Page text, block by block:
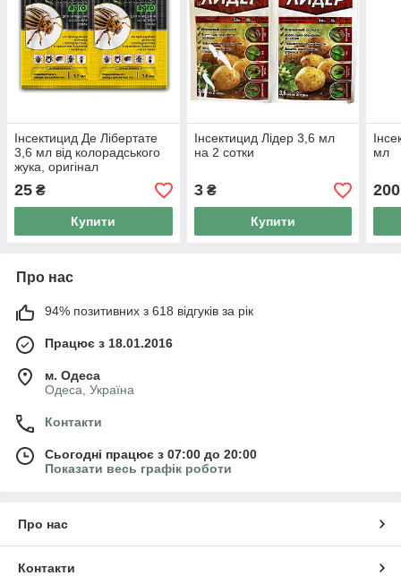
Інсектицид Де Лібертате
3,6 мл від колорадського
жука, оригінал
25 ₴
Купити
Інсектицид Лідер 3,6 мл
на 2 сотки
3₴
Купити
мл
200
Про нас
94% позитивних з 618 відгуків за рік
Працює з 18.01.2016
м. Одеса
Одеса, Україна
Контакти
Сьогодні працює з 07:00 до 20:00
Показати весь графік роботи
Про нас
Контакти